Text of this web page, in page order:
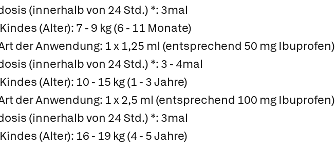
(innerhalb von 24 Std.) *: 3mal
(Alter): 7 - 9 kg (6 - 11 Monate)
der Anwendung: 1 x 1,25 ml (entsprechend 50 mg Ibuprofen)
(innerhalb von 24 Std.) *: 3 - 4mal
(Alter): 10 - 15 kg (1 - 3 Jahre)
der Anwendung: 1 x 2,5 ml (entsprechend 100 mg Ibuprofen)
(innerhalb von 24 Std.) *: 3mal
(Alter): 16 - 19 kg (4 - 5 Jahre)